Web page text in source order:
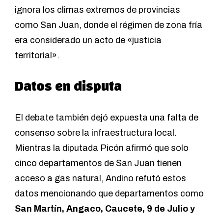
ignora los climas extremos de provincias
como San Juan, donde el régimen de zona fría
era considerado un acto de «justicia
territorial».
Datos en disputa
El debate también dejó expuesta una falta de
consenso sobre la infraestructura local.
Mientras la diputada Picón afirmó que solo
cinco departamentos de San Juan tienen
acceso a gas natural, Andino refutó estos
datos mencionando que departamentos como
San Martín, Angaco, Caucete, 9 de Julio y